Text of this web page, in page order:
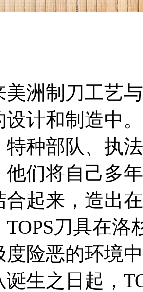
美洲制刀工艺
计和制造中
特种部队、执
他们将自己多
合起来，造出
TOPS刀具在
度险恶的环境
生之日起，